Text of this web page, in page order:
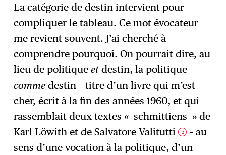
La catégorie de destin intervient pour
compliquer le tableau. Ce mot évocateur
me revient souvent. J’ai cherché à
comprendre pourquoi. On pourrait dire, au
lieu de politiqueet destin, la politique
commedestin – titre d’un livre qui m’est
cher, écrit à la fin des années 1960, et qui
rassemblait deux textes « schmittiens » de
Karl Löwith et de Salvatore Valitutti 2
– au
sens d’une vocation à la politique, d’un